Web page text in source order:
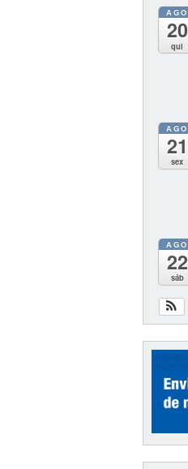
AGO
20
qui
AGO
21
sex
AGO
22
sáb